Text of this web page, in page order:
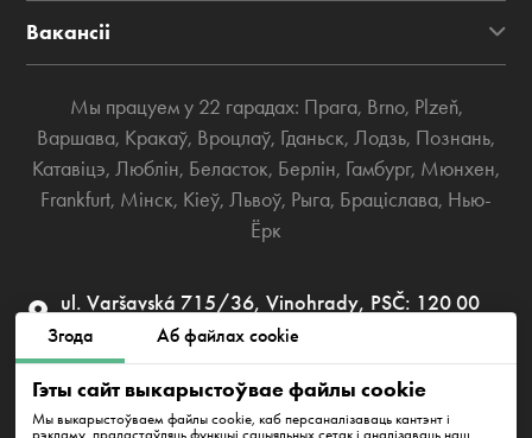
Згода Аб файлах cookie
Гэты сайт выкарыстоўвае файлы cookie
Мы выкарыстоўваем файлы cookie, каб персаналізаваць кантэнт і
рэкламу, прадастаўляць функцыі сацыяльных сетак і аналізаваць наш
Вакансіі
Мы працуем у 22 гарадах: Прага, Brno, Plzeň,
Варшава, Кракаў, Вроцлаў, Гданьск, Лодзь, Познань,
Катавіцэ, Люблін, Беласток, Берлін, Гамбург, Мюнхен,
Frankfurt, Мінск, Кіеў, Львоў, Рыга, Браціслава, Нью-
Ёрк
ul. Varšavská 715/36, Vinohrady, PSČ: 120 00
info@cleanwhale.cz